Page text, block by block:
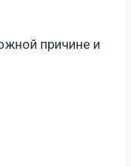
причине и